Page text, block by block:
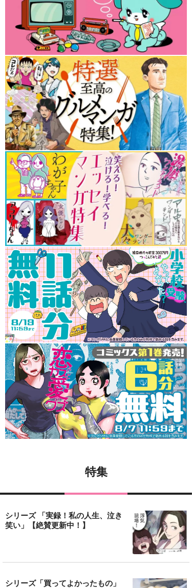
特集
シリーズ 「実録！私の人生、泣き
笑い」【絶賛更新中！】
シリーズ「買ってよかったもの」